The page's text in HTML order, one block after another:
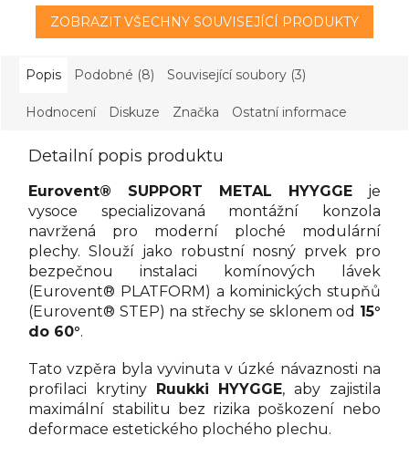
ZOBRAZIT VŠECHNY SOUVISEJÍCÍ PRODUKTY
Popis Podobné (8) Související soubory (3)
Hodnocení Diskuze Značka Ostatní informace
Detailní popis produktu
Eurovent® SUPPORT METAL HYYGGE
je
vysoce specializovaná montážní konzola
navržená pro moderní ploché modulární
plechy. Slouží jako robustní nosný prvek pro
bezpečnou instalaci komínových lávek
(Eurovent® PLATFORM) a kominických stupňů
(Eurovent® STEP) na střechy se sklonem od 15°
do 60°.
Tato vzpěra byla vyvinuta v úzké návaznosti na
profilaci krytiny Ruukki HYYGGE, aby zajistila
maximální stabilitu bez rizika poškození nebo
deformace estetického plochého plechu.